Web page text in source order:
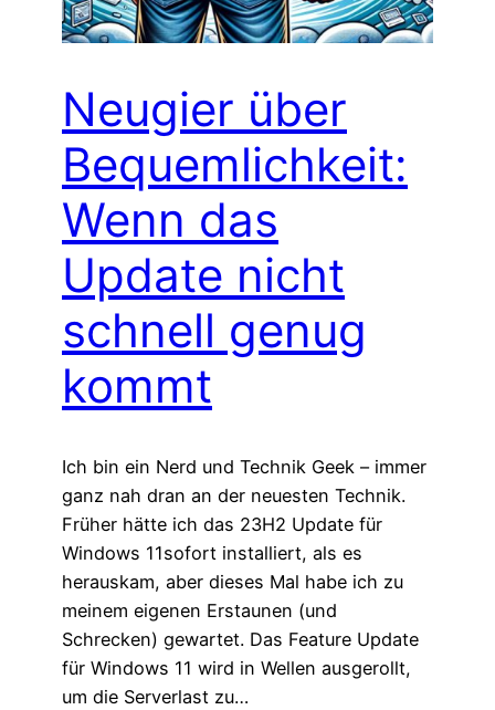
Neugier über
Bequemlichkeit:
Wenn das
Update nicht
schnell genug
kommt
Ich bin ein Nerd und Technik Geek – immer
ganz nah dran an der neuesten Technik.
Früher hätte ich das 23H2 Update für
Windows 11sofort installiert, als es
herauskam, aber dieses Mal habe ich zu
meinem eigenen Erstaunen (und
Schrecken) gewartet. Das Feature Update
für Windows 11 wird in Wellen ausgerollt,
um die Serverlast zu…